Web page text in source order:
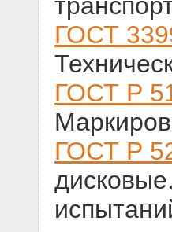
ГОСТ
ГОСТ Р
ГОСТ Р